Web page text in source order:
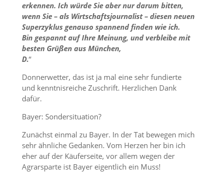
erkennen. Ich würde Sie aber nur darum bitten,
wenn Sie – als Wirtschaftsjournalist – diesen neuen
Superzyklus genauso spannend finden wie ich.
Bin gespannt auf Ihre Meinung, und verbleibe mit
besten Grüßen aus München,
D.“
Donnerwetter, das ist ja mal eine sehr fundierte
und kenntnisreiche Zuschrift. Herzlichen Dank
dafür.
Bayer: Sondersituation?
Zunächst einmal zu Bayer. In der Tat bewegen mich
sehr ähnliche Gedanken. Vom Herzen her bin ich
eher auf der Käuferseite, vor allem wegen der
Agrarsparte ist Bayer eigentlich ein Muss!